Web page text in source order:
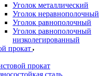
Уголок металлический
Уголок неравнополочный
Уголок равнополочный
Уголок равнополочный
низколегированный
прокат
прокат
сталь